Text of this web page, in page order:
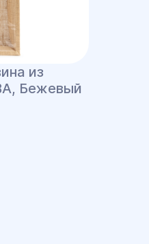
из
Бежевый